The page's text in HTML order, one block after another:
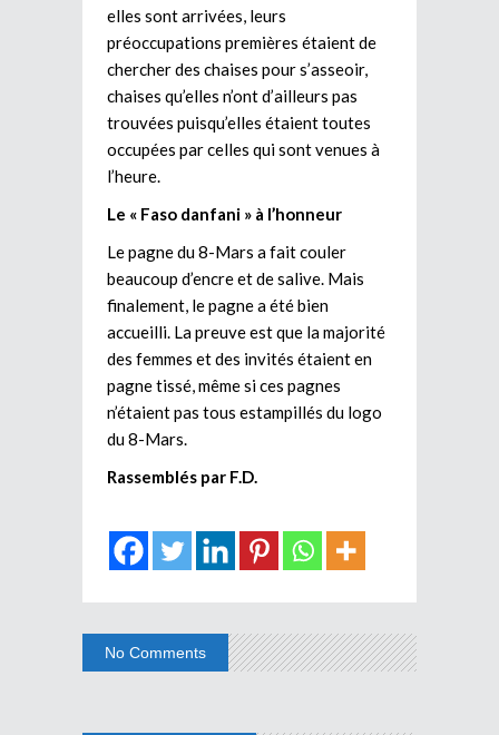
elles sont arrivées, leurs
préoccupations premières étaient de
chercher des chaises pour s’asseoir,
chaises qu’elles n’ont d’ailleurs pas
trouvées puisqu’elles étaient toutes
occupées par celles qui sont venues à
l’heure.
Le « Faso danfani » à l’honneur
Le pagne du 8-Mars a fait couler
beaucoup d’encre et de salive. Mais
finalement, le pagne a été bien
accueilli. La preuve est que la majorité
des femmes et des invités étaient en
pagne tissé, même si ces pagnes
n’étaient pas tous estampillés du logo
du 8-Mars.
Rassemblés par F.D.
No Comments